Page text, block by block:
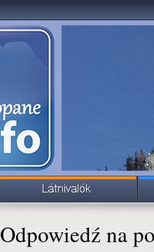
Odpowiedź na